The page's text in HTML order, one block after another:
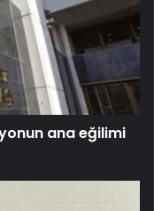
ana eğilimi